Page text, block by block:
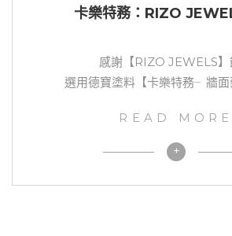
卡樂特務：RIZO
感謝【RIZO JEWELS】
選用德寶塗料【卡樂特務╴牆面
READ MORE
+